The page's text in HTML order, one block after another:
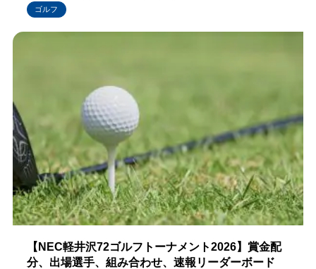
ゴルフ
【NEC軽井沢72ゴルフトーナメント2026】賞金配
分、出場選手、組み合わせ、速報リーダーボード